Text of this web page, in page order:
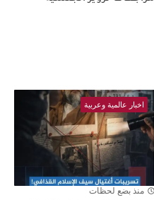
اخبار عالمية وعربية
منذ بضع لحظات